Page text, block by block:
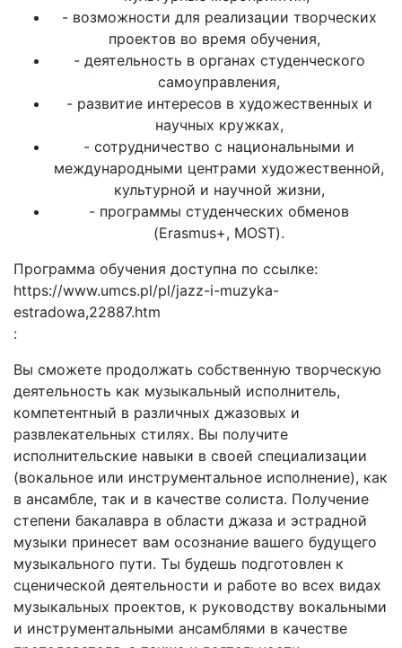
- возможности для реализации творческих
проектов во время обучения,
- деятельность в органах студенческого
самоуправления,
- развитие интересов в художественных и
научных кружках,
- сотрудничество с национальными и
международными центрами художественной,
культурной и научной жизни,
- программы студенческих обменов
(Erasmus+, MOST).
Программа обучения доступна по ссылке:
https://www.umcs.pl/pl/jazz-i-muzyka-
estradowa,22887.htm
:
Вы сможете продолжать собственную творческую
деятельность как музыкальный исполнитель,
компетентный в различных джазовых и
развлекательных стилях. Вы получите
исполнительские навыки в своей специализации
(вокальное или инструментальное исполнение), как
в ансамбле, так и в качестве солиста. Получение
степени бакалавра в области джаза и эстрадной
музыки принесет вам осознание вашего будущего
музыкального пути. Ты будешь подготовлен к
сценической деятельности и работе во всех видах
музыкальных проектов, к руководству вокальными
и инструментальными ансамблями в качестве